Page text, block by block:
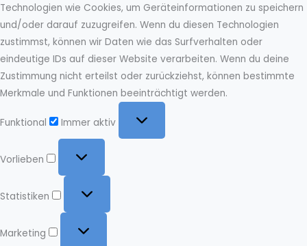
Technologien wie Cookies, um Geräteinformationen zu speichern
und/oder darauf zuzugreifen. Wenn du diesen Technologien
zustimmst, können wir Daten wie das Surfverhalten oder
eindeutige IDs auf dieser Website verarbeiten. Wenn du deine
Zustimmung nicht erteilst oder zurückziehst, können bestimmte
Merkmale und Funktionen beeinträchtigt werden.
Funktional
Immer aktiv
Vorlieben
Statistiken
Marketing